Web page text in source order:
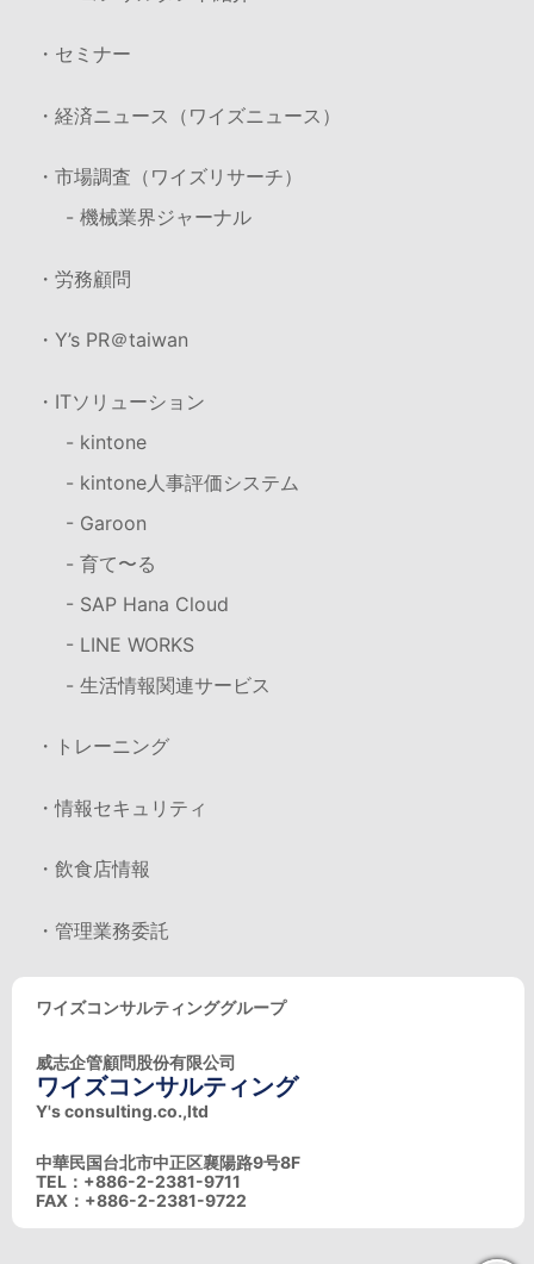
・セミナー
・経済ニュース（ワイズニュース）
・市場調査（ワイズリサーチ）
- 機械業界ジャーナル
・労務顧問
・Y’s PR＠taiwan
・ITソリューション
- kintone
- kintone人事評価システム
- Garoon
- 育て〜る
- SAP Hana Cloud
- LINE WORKS
- 生活情報関連サービス
・トレーニング
・情報セキュリティ
・飲食店情報
・管理業務委託
ワイズコンサルティンググループ
威志企管顧問股份有限公司
ワイズコンサルティング
Y's consulting.co.,ltd
中華民国台北市中正区襄陽路9号8F
TEL：+886-2-2381-9711
FAX：+886-2-2381-9722